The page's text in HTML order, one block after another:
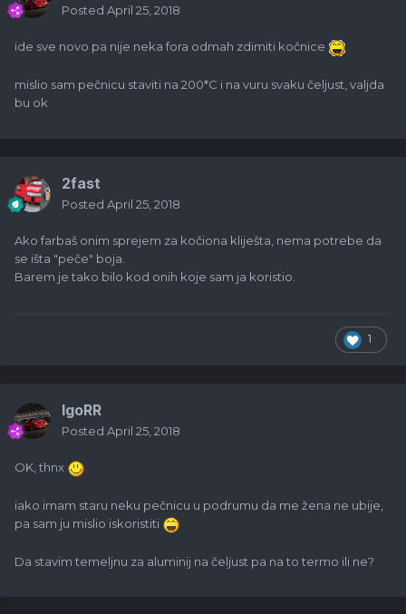
Posted April 25, 2018
ide sve novo pa nije neka fora odmah zdimiti kočnice
mislio sam pečnicu staviti na 200*C i na vuru svaku čeljust, valjda
bu ok
2fast
Posted April 25, 2018
Ako farbaš onim sprejem za kočiona kliješta, nema potrebe da
se išta "peče" boja.
Barem je tako bilo kod onih koje sam ja koristio.
1
IgoRR
Posted April 25, 2018
OK, thnx
iako imam staru neku pečnicu u podrumu da me žena ne ubije,
pa sam ju mislio iskoristiti
Da stavim temeljnu za aluminij na čeljust pa na to termo ili ne?